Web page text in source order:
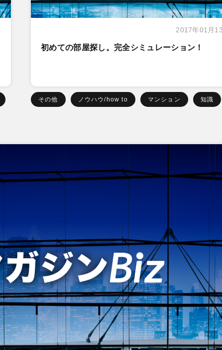
2017年01月
初めての部屋探し。完全シミュレーション！
その他 ノウハウ/how to マンション 知識